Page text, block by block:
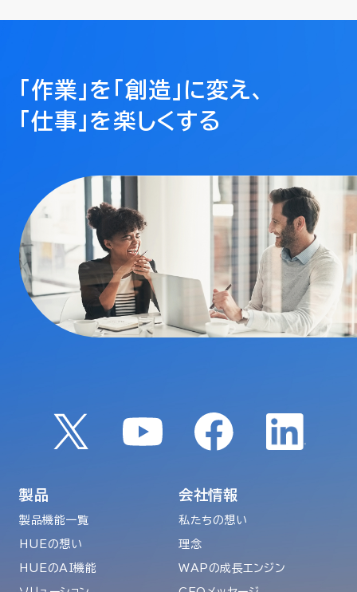
「作業」を「創造」に変え、
「仕事」を楽しくする
製品
製品機能一覧
HUEの想い
HUEのAI機能
会社情報
私たちの想い
理念
WAPの成長エンジン